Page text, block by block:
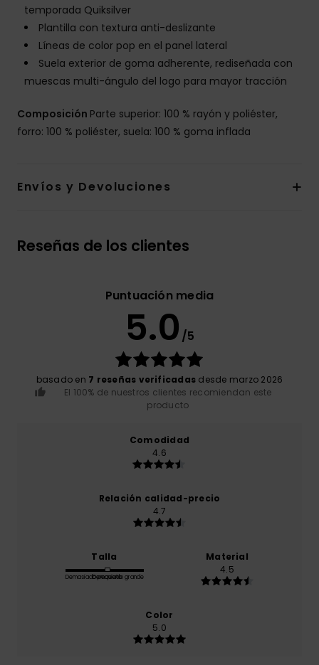
temporada Quiksilver
Plantilla con textura anti-deslizante
Líneas de color pop en el panel lateral
Suela exterior de goma adherente, rediseñada con
muescas multi-ángulo del logo para mayor tracción
Composición Parte superior: 100 % rayón y poliéster,
forro: 100 % poliéster, suela: 100 % goma inflada
Envíos y Devoluciones
Reseñas de los clientes
Puntuación media
5.0 /5
basado en 7 reseñas verificadas desde marzo 2026
El 100% de nuestros clientes recomiendan este
producto
Comodidad
4.6
Relación calidad-precio
4.7
Talla
Demasiado pequeño
Demasiado grande
Material
4.5
Color
5.0